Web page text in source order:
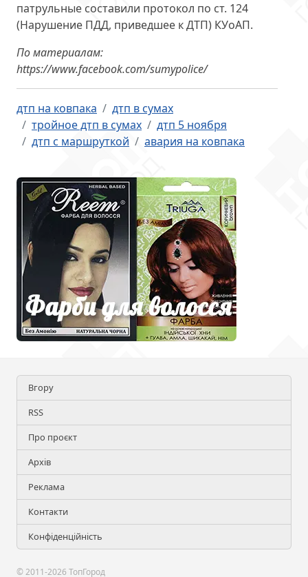
патрульные составили протокол по ст. 124
(Нарушение ПДД, приведшее к ДТП) КУоАП.
По материалам:
https://www.facebook.com/sumypolice/
дтп на ковпака
дтп в сумах
тройное дтп в сумах
дтп 5 ноября
дтп с маршруткой
авария на ковпака
Вгору
RSS
Про проєкт
Архів
Реклама
Контакти
Конфіденційність
© 2011-2026 ТопГород